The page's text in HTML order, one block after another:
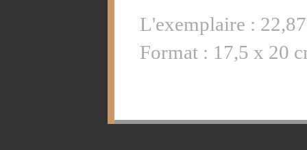
L'exemplaire :
Format : 17,5 x 20